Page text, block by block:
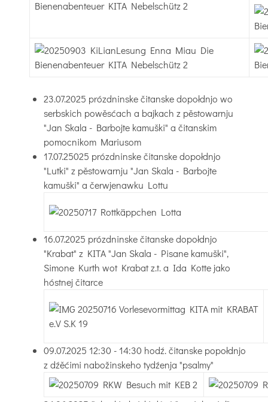
23.07.2025 prózdninske čitanske dopołdnjo wo
serbskich powěsćach a bajkach z pěstowarnju
"Jan Skala - Barbojte kamuški" a čitanskim
pomocnikom Mariusom
17.07.25025 prózdninske čitanske dopołdnjo
"Lutki" z pěstowarnju "Jan Skala - Barbojte
kamuški" a čerwjenawku Lottu
16.07.2025 prózdninske čitanske dopołdnjo
"Krabat" z KITA "Jan Skala - Pisane kamuški",
Simone Kurth wot Krabat z.t. a Ida Kotte jako
hóstnej čitarce
09.07.2025 12:30 - 14:30 hodź. čitanske popołdnjo
z dźěćimi nabožinskeho tydźenja "psalmy"